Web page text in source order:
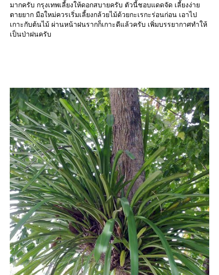
มากครับ กรุงเทพเลี้ยงให้ดอกสบายครับ ตัวนี้ชอบแดดจัด เลี้ยงง่า
ตายยาก มือใหม่ควรเริ่มเลี้ยงกล้วยไม้ด้วยกะเรกะร่อนก่อน เอาไป
เกาะกับต้นไม้ ผ่านหน้าฝนรากก็เกาะดีแล้วครับ เพิ่มบรรยากาศทำให้
เป็นป่าฝนครับ